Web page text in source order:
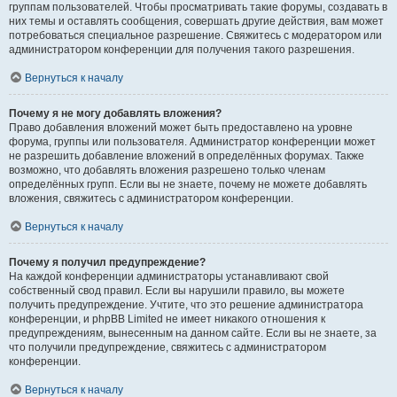
группам пользователей. Чтобы просматривать такие форумы, создавать в
них темы и оставлять сообщения, совершать другие действия, вам может
потребоваться специальное разрешение. Свяжитесь с модератором или
администратором конференции для получения такого разрешения.
Вернуться к началу
Почему я не могу добавлять вложения?
Право добавления вложений может быть предоставлено на уровне
форума, группы или пользователя. Администратор конференции может
не разрешить добавление вложений в определённых форумах. Также
возможно, что добавлять вложения разрешено только членам
определённых групп. Если вы не знаете, почему не можете добавлять
вложения, свяжитесь с администратором конференции.
Вернуться к началу
Почему я получил предупреждение?
На каждой конференции администраторы устанавливают свой
собственный свод правил. Если вы нарушили правило, вы можете
получить предупреждение. Учтите, что это решение администратора
конференции, и phpBB Limited не имеет никакого отношения к
предупреждениям, вынесенным на данном сайте. Если вы не знаете, за
что получили предупреждение, свяжитесь с администратором
конференции.
Вернуться к началу